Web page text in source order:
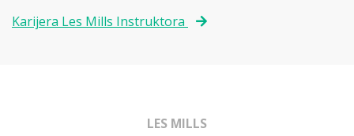
Karijera Les Mills Instruktora
LES MILLS